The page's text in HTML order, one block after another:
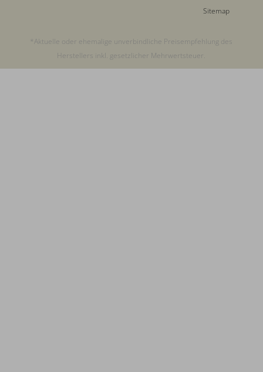
Sitemap
*Aktuelle oder ehemalige unverbindliche Preisempfehlung des
Herstellers inkl. gesetzlicher Mehrwertsteuer.